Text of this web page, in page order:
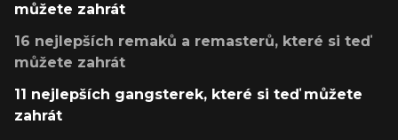
můžete zahrát
16 nejlepších remaků a remasterů, které si teď
můžete zahrát
11 nejlepších gangsterek, které si teď můžete
zahrát